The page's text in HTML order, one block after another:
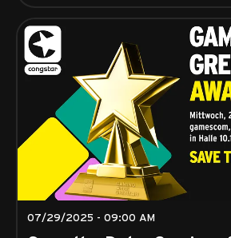
07/29/2025 - 09:00 AM